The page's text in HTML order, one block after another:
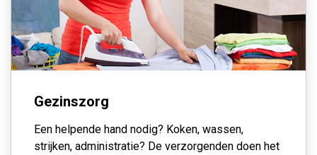
Gezinszorg
Een helpende hand nodig? Koken, wassen,
strijken, administratie? De verzorgenden doen het